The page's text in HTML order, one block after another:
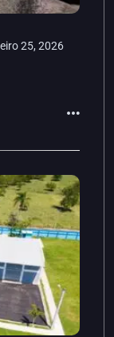
25, 2026